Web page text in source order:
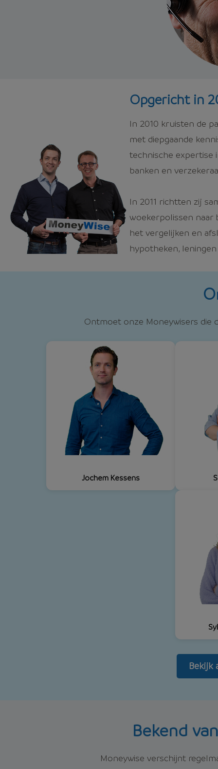
Opgericht in
In 2010 kruisten de
met diepgaande
technische expertise
banken en
In 2011 richtten zij
woekerpolissen naar
het vergelijken en
hypotheken,
Ontmoet onze Moneywisers die
Jochem Kessens
Bekijk
Bekend
Moneywise verschijnt